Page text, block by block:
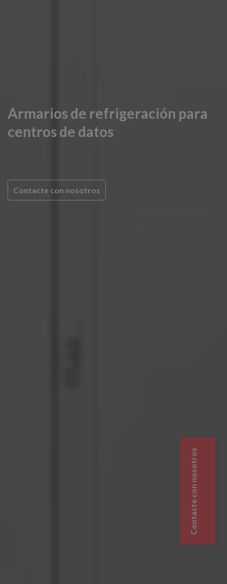
Armarios de refrigeración para
centros de datos
Contacte con nosotros
Contacte con nosotros